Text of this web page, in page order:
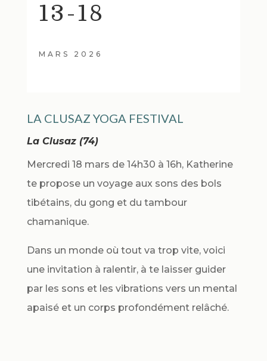
13-18
MARS 2026
LA CLUSAZ YOGA FESTIVAL
La Clusaz (74)
Mercredi 18 mars de 14h30 à 16h, Katherine
te propose un voyage aux sons des bols
tibétains, du gong et du tambour
chamanique.
Dans un monde où tout va trop vite, voici
une invitation à ralentir, à te laisser guider
par les sons et les vibrations vers un mental
apaisé et un corps profondément relâché.